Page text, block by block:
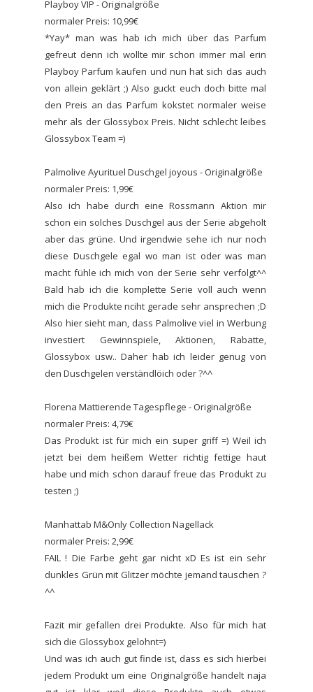
Playboy VIP - Originalgröße
normaler Preis: 10,99€
*Yay* man was hab ich mich über das Parfum
gefreut denn ich wollte mir schon immer mal erin
Playboy Parfum kaufen und nun hat sich das auch
von allein geklärt ;) Also guckt euch doch bitte mal
den Preis an das Parfum kokstet normaler weise
mehr als der Glossybox Preis. Nicht schlecht leibes
Glossybox Team =)
Palmolive Ayurituel Duschgel joyous - Originalgröße
normaler Preis: 1,99€
Also ich habe durch eine Rossmann Aktion mir
schon ein solches Duschgel aus der Serie abgeholt
aber das grüne. Und irgendwie sehe ich nur noch
diese Duschgele egal wo man ist oder was man
macht fühle ich mich von der Serie sehr verfolgt^^
Bald hab ich die komplette Serie voll auch wenn
mich die Produkte nciht gerade sehr ansprechen ;D
Also hier sieht man, dass Palmolive viel in Werbung
investiert Gewinnspiele, Aktionen, Rabatte,
Glossybox usw.. Daher hab ich leider genug von
den Duschgelen verständlöich oder ?^^
Florena Mattierende Tagespflege - Originalgröße
normaler Preis: 4,79€
Das Produkt ist für mich ein super griff =) Weil ich
jetzt bei dem heißem Wetter richtig fettige haut
habe und mich schon darauf freue das Produkt zu
testen ;)
Manhattab M&Only Collection Nagellack
normaler Preis: 2,99€
FAIL ! Die Farbe geht gar nicht xD Es ist ein sehr
dunkles Grün mit Glitzer möchte jemand tauschen ?
^^
Fazit mir gefallen drei Produkte. Also für mich hat
sich die Glossybox gelohnt=)
Und was ich auch gut finde ist, dass es sich hierbei
jedem Produkt um eine Originalgröße handelt naja